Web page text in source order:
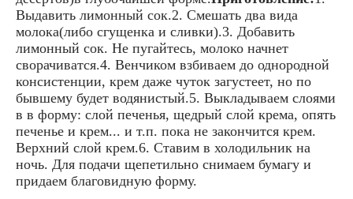
Выдавить лимонный сок.2. Смешать два вида
молока(либо сгущенка и сливки).3. Добавить
лимонный сок. Не пугайтесь, молоко начнет
сворачиватся.4. Венчиком взбиваем до однородной
консистенции, крем даже чуток загустеет, но по
бывшему будет водянистый.5. Выкладываем слоями
в в форму: слой печенья, щедрый слой крема, опять
печенье и крем... и т.п. пока не закончится крем.
Верхний слой крем.6. Ставим в холодильник на
ночь. Для подачи щепетильно снимаем бумагу и
придаем благовидную форму.